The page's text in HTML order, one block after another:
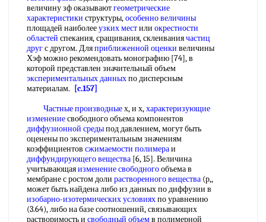
величину зф оказываютгеометрические
характеристики структуры,особенно величины
площадей наиболееузких местили окрестности
областей спекания, сращивания, склеиваниячастиц
другс другом. Дляприближенной оценки величины
Хэф можно рекомендовать монографию [74], в
которой представлен значительный объем
экспериментальных данныхпо дисперсным
материалам.
[c.157]
Частные производныех, и х,характеризующие
изменениесвободного объема компонентов
диффузионной средыпод давлением, могут быть
оценены по экспериментальным значениям
коэффициентов сжимаемости полимераи
диффундирующего вещества [6, 15]. Величина
учитывающаяизменение свободногообъема в
мембране с ростом доли растворенного вещества (р,,
может быть найдена либо из данных по диффузии в
изобарно-изотермических условияхпо уравнению
(3.64), либо на базе соотношений, связывающих
растворимость и свободный объемв полимерной